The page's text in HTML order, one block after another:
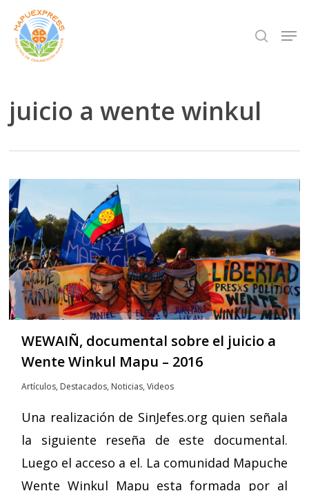
Skip
main
search
juicio a wente winkul
WEWAIÑ, documental sobre el juicio a
Wente Winkul Mapu – 2016
Artículos, Destacados, Noticias,Videos
Una realización de SinJefes.org quien señala
la siguiente reseña de este documental.
Luego el acceso a el. La comunidad Mapuche
Wente Winkul Mapu esta formada por al
Close